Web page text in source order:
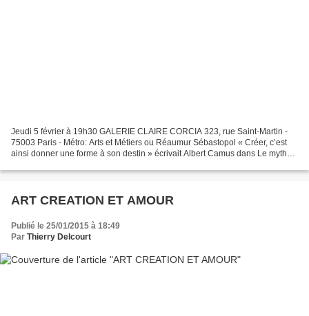
Jeudi 5 février à 19h30 GALERIE CLAIRE CORCIA 323, rue Saint-Martin -
75003 Paris - Métro: Arts et Métiers ou Réaumur Sébastopol « Créer, c’est
ainsi donner une forme à son destin » écrivait Albert Camus dans Le mythe
ART CREATION ET AMOUR
Publié le 25/01/2015 à 18:49
Par Thierry Delcourt